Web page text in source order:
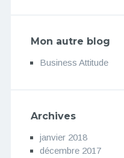
Mon autre blog
Business Attitude
Archives
janvier 2018
décembre 2017